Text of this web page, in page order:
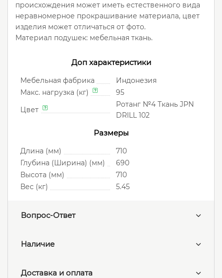
происхождения может иметь естественного вида
неравномерное прокрашивание материала, цвет
изделия может отличаться от фото.
Материал подушек: мебельная ткань.
Доп характеристики
Мебельная фабрика
Индонезия
Макс. нагрузка (кг)
95
Цвет
Ротанг №4 Ткань JPN
DRILL 102
Размеры
Длина (мм)
710
Глубина (Ширина) (мм)
690
Высота (мм)
710
Вес (кг)
5.45
Вопрос-Ответ
Наличие
Доставка и оплата